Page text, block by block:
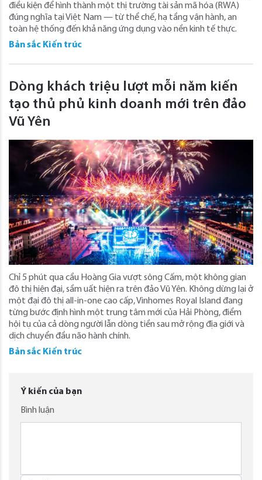
điều kiện để hình thành một thị trường tài sản mã hóa (RWA)
đúng nghĩa tại Việt Nam — từ thể chế, hạ tầng vận hành, an
toàn hệ thống đến khả năng ứng dụng vào nền kinh tế thực.
Bản sắc Kiến trúc
Dòng khách triệu lượt mỗi năm kiến
tạo thủ phủ kinh doanh mới trên đảo
Vũ Yên
Chỉ 5 phút qua cầu Hoàng Gia vượt sông Cấm, một không gian
đô thị hiện đại, sầm uất hiện ra trên đảo Vũ Yên. Không dừng lại ở
một đại đô thị all-in-one cao cấp, Vinhomes Royal Island đang
từng bước định hình một trung tâm mới của Hải Phòng, điểm
hội tụ của cả dòng người lẫn dòng tiền sau mở rộng địa giới và
dịch chuyển đầu não hành chính.
Bản sắc Kiến trúc
Ý kiến của bạn
Bình luận